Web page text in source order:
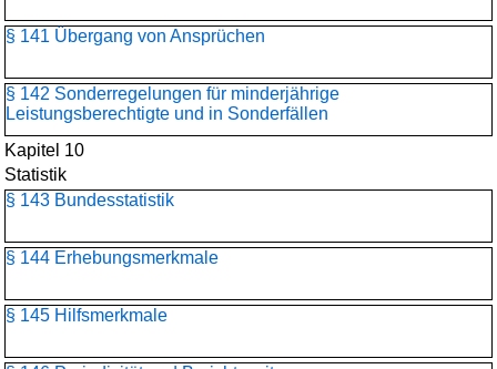
§ 141 Übergang von Ansprüchen
§ 142 Sonderregelungen für minderjährige
Leistungsberechtigte und in Sonderfällen
Kapitel 10
Statistik
§ 143 Bundesstatistik
§ 144 Erhebungsmerkmale
§ 145 Hilfsmerkmale